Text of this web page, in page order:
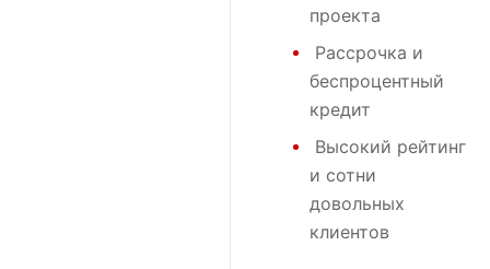
проекта
Рассрочка и
беспроцентный
кредит
Высокий рейтинг
и сотни
довольных
клиентов